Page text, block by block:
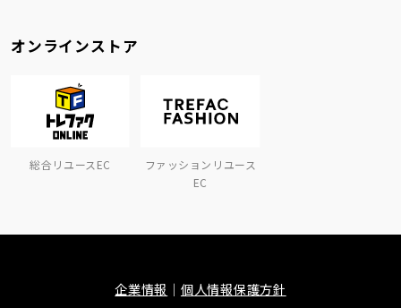
オンラインストア
総合リユースEC
ファッションリユース
EC
企業情報
個人情報保護方針